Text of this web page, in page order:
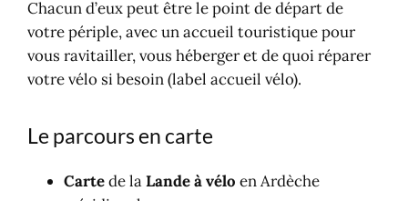
Chacun d’eux peut être le point de départ de
votre périple, avec un accueil touristique pour
vous ravitailler, vous héberger et de quoi réparer
votre vélo si besoin (label accueil vélo).
Le parcours en carte
Cartede laLande à vélo en Ardèche